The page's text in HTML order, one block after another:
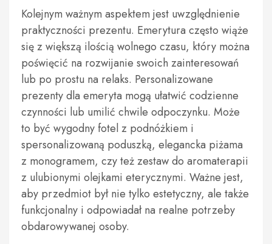
Kolejnym ważnym aspektem jest uwzględnienie
praktyczności prezentu. Emerytura często wiąże
się z większą ilością wolnego czasu, który można
poświęcić na rozwijanie swoich zainteresowań
lub po prostu na relaks. Personalizowane
prezenty dla emeryta mogą ułatwić codzienne
czynności lub umilić chwile odpoczynku. Może
to być wygodny fotel z podnóżkiem i
spersonalizowaną poduszką, elegancka piżama
z monogramem, czy też zestaw do aromaterapii
z ulubionymi olejkami eterycznymi. Ważne jest,
aby przedmiot był nie tylko estetyczny, ale także
funkcjonalny i odpowiadał na realne potrzeby
obdarowywanej osoby.